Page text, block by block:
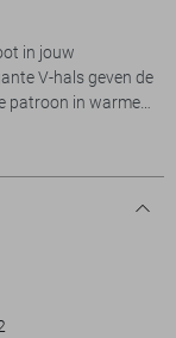
in jouw
V-hals geven de
patroon in warme
pasvorm die regular
het niet alleen
perfecte match
of combineer
De luchtige stof en